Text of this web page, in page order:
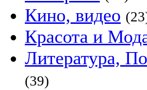
Кино, видео
Красота и
Литература,
(39)